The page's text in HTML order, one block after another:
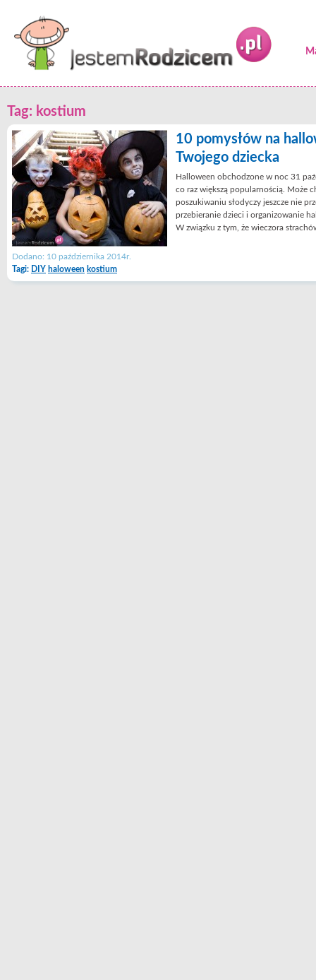
Tag: kostium
10 pomysłów na
Twojego dziecka
Halloween obchodzone w noc 31
co raz większą popularnością. Może
poszukiwaniu słodyczy jeszcze nie
przebieranie dzieci i organizowanie
W związku z tym, że wieczora
Dodano: 10 października 2014r.
Tagi: DIY haloween kostium